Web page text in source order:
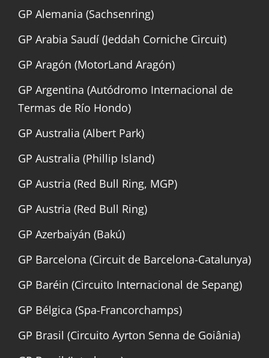
GP Alemania (Sachsenring)
GP Arabia Saudí (Jeddah Corniche Circuit)
GP Aragón (MotorLand Aragón)
GP Argentina (Autódromo Internacional de
Termas de Río Hondo)
GP Australia (Albert Park)
GP Australia (Phillip Island)
GP Austria (Red Bull Ring, MGP)
GP Austria (Red Bull Ring)
GP Azerbaiyán (Bakú)
GP Barcelona (Circuit de Barcelona-Catalunya)
GP Baréin (Circuito Internacional de Sepang)
GP Bélgica (Spa-Francorchamps)
GP Brasil (Circuito Ayrton Senna de Goiânia)